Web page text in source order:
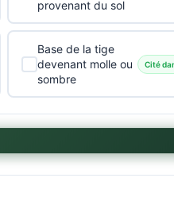
provenant du sol
Base de la tige
devenant molle ou
sombre
Cité